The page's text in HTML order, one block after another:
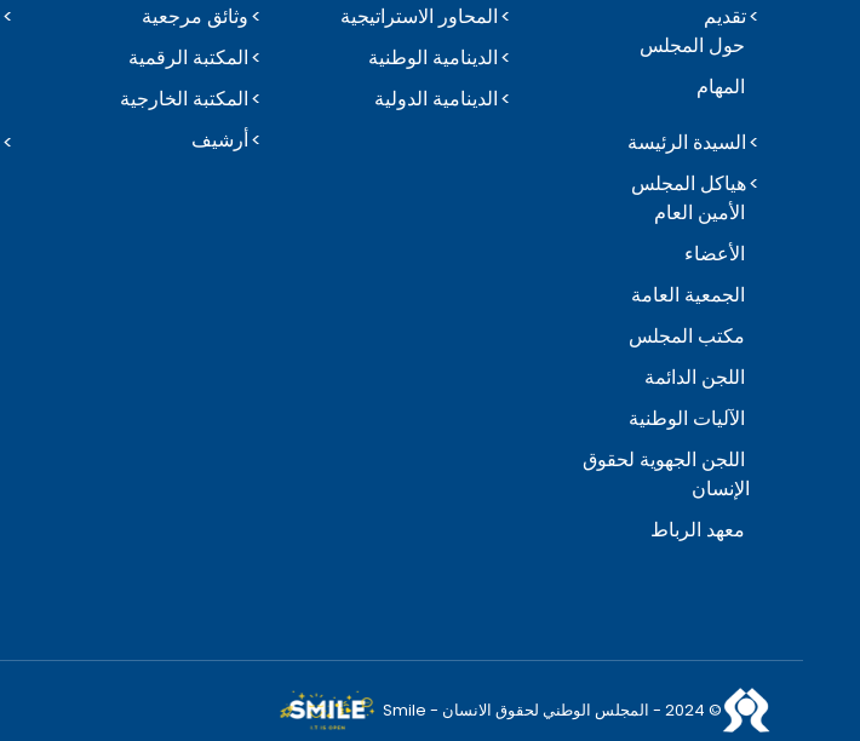
تقديم
حول المجلس
المهام
السيدة الرئيسة
هياكل المجلس
الأمين العام
الأعضاء
الجمعية العامة
مكتب المجلس
اللجن الدائمة
الآليات الوطنية
اللجن الجهوية لحقوق
الإنسان
معهد الرباط
المحاور الاستراتيجية
الدينامية الوطنية
الدينامية الدولية
وثائق مرجعية
المكتبة الرقمية
المكتبة الخارجية
أرشيف
© 2024 - المجلس الوطني لحقوق الانسان - Smile